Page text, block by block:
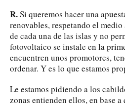
R.Si queremos hacer una
renovables, respetando el
de cada una de las islas y no
fotovoltaico se instale en la
encuentren unos promotores,
ordenar. Y es lo que estamos
Le estamos pidiendo a los
zonas entienden ellos, en base